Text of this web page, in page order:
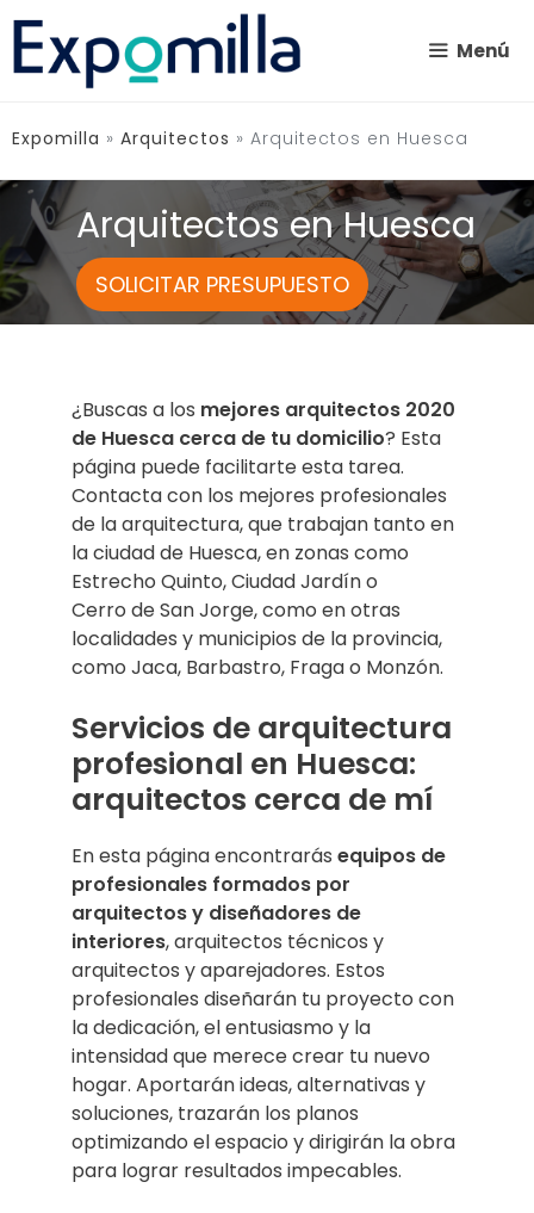
Saltar
contenido
Menú
Expomilla » Arquitectos » Arquitectos en Huesca
Arquitectos en Huesca
SOLICITAR PRESUPUESTO
¿Buscas a los mejores arquitectos 2020
de Huesca cerca de tu domicilio? Esta
página puede facilitarte esta tarea.
Contacta con los mejores profesionales
de la arquitectura, que trabajan tanto en
la ciudad de Huesca, en zonas como
Estrecho Quinto, Ciudad Jardín o
Cerro de San Jorge, como en otras
localidades y municipios de la provincia,
como Jaca, Barbastro, Fraga o Monzón.
Servicios de arquitectura
profesional en Huesca:
arquitectos cerca de mí
En esta página encontrarás equipos de
profesionales formados por
arquitectos y diseñadores de
interiores, arquitectos técnicos y
arquitectos y aparejadores. Estos
profesionales diseñarán tu proyecto con
la dedicación, el entusiasmo y la
intensidad que merece crear tu nuevo
hogar. Aportarán ideas, alternativas y
soluciones, trazarán los planos
optimizando el espacio y dirigirán la obra
para lograr resultados impecables.